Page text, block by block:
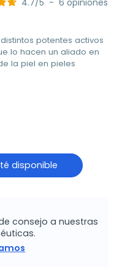
4.7/5 - 6 opiniones
potentes activos
lo hacen un aliado en
la piel en pieles
disponible
consejo a nuestras